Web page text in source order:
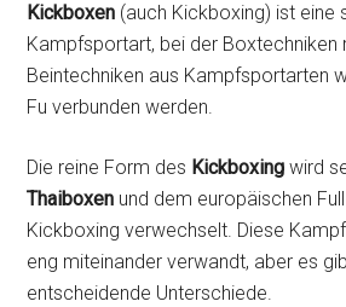
Kickboxen (auch Kickboxing) ist eine
Kampfsportart, bei der Boxtechniken
Beintechniken aus Kampfsportarten
Fu verbunden werden.
Die reine Form des Kickboxing wird
Thaiboxen und dem europäischen
Kickboxing verwechselt. Diese
eng miteinander verwandt, aber es
entscheidende Unterschiede.